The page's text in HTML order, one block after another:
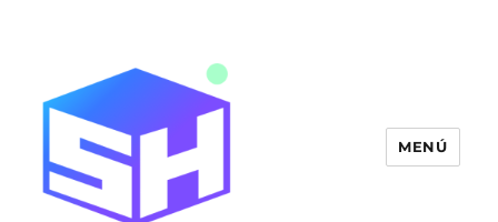
MENÚ